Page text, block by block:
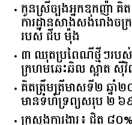
កូនស្រីច្បងអ្នកឧកញ៉ា គិត
ការដ្ឋានសាងសង់រោងច
របស់ ជីប ម៉ុង
៣ ឈុតប្រពៃណីថ្មីៗរប
ក្រហមឆេះឆិល ស្អាត
គិត​ត្រឹមត្រីមាស​ទី​២​ ​ឆ្នាំ​២
មាន​ទំហំ​ទ្រព្យ​សរុប​ ​២.៦
ក្រសួង​ការងារ​៖ ​ជិត​ ​៨០​